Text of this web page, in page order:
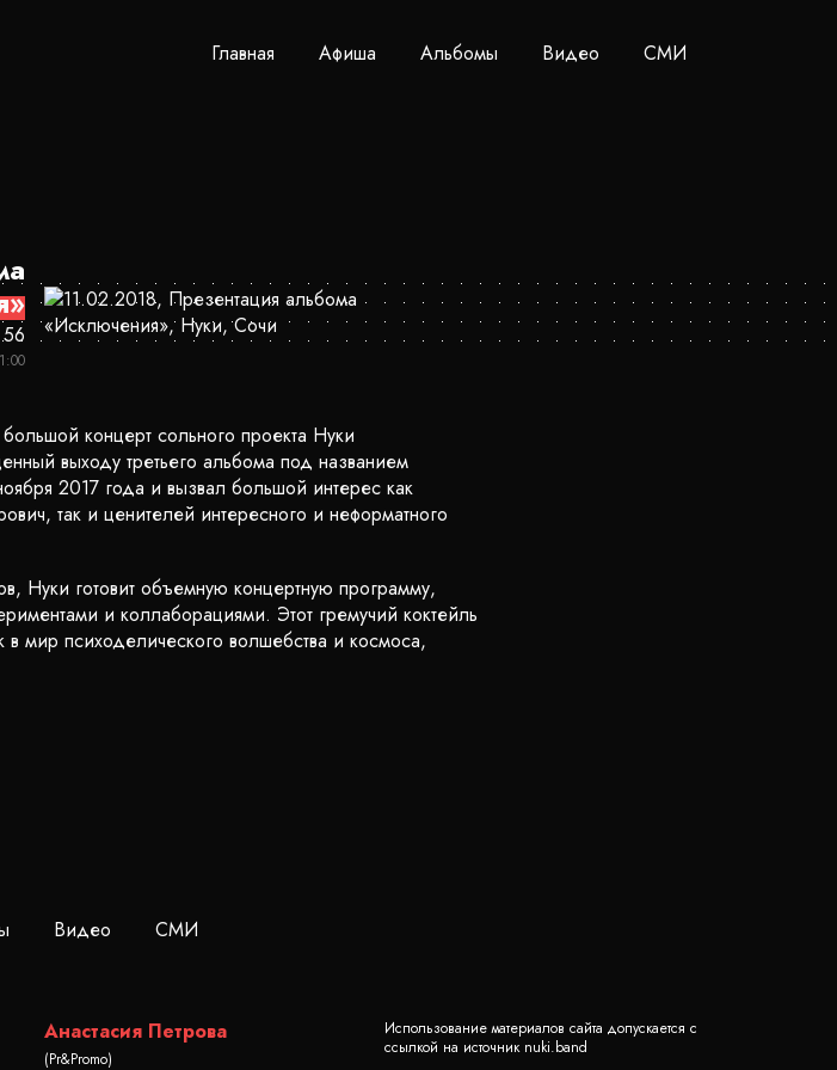
Главная Афиша Альбомы Видео СМИ
концерт сольного проекта Нуки
выходу третьего альбома под названием
2017 года и вызвал большой интерес как
так и ценителей интересного и неформатного
Нуки готовит объемную концертную программу,
и коллаборациями. Этот гремучий коктейль
в мир психоделического волшебства и космоса,
Видео СМИ
Анастасия Петрова
(Pr&Promo)
Использование материалов сайта допускается с
ссылкой на источник nuki.band